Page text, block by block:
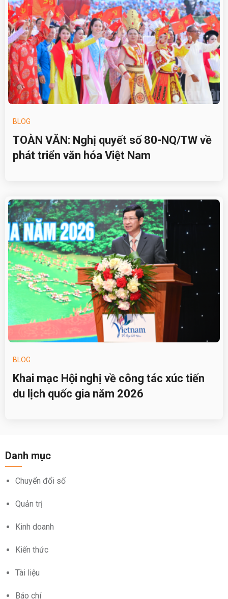
BLOG
TOÀN VĂN: Nghị quyết số 80-NQ/TW về
phát triển văn hóa Việt Nam
BLOG
Khai mạc Hội nghị về công tác xúc tiến
du lịch quốc gia năm 2026
Danh mục
Chuyển đổi số
Quản trị
Kinh doanh
Kiến thức
Tài liệu
Báo chí